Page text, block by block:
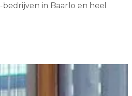
in Baarlo en heel